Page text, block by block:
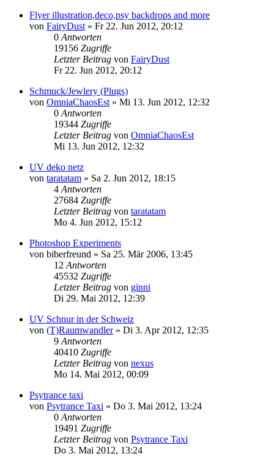
Flyer illustration,deco,psy backdrops and more
von FairyDust » Fr 22. Jun 2012, 20:12
0 Antworten
19156 Zugriffe
Letzter Beitrag von FairyDust
Fr 22. Jun 2012, 20:12
Schmuck/Jewlery (Plugs)
von OmniaChaosEst » Mi 13. Jun 2012, 12:32
0 Antworten
19344 Zugriffe
Letzter Beitrag von OmniaChaosEst
Mi 13. Jun 2012, 12:32
UV deko netz
von taratatam » Sa 2. Jun 2012, 18:15
4 Antworten
27684 Zugriffe
Letzter Beitrag von taratatam
Mo 4. Jun 2012, 15:12
Photoshop Experiments
von biberfreund » Sa 25. Mär 2006, 13:45
12 Antworten
45532 Zugriffe
Letzter Beitrag von ginni
Di 29. Mai 2012, 12:39
UV Schnur in der Schweiz
von (T)Raumwandler» Di 3. Apr 2012, 12:35
9 Antworten
40410 Zugriffe
Letzter Beitrag von nexus
Mo 14. Mai 2012, 00:09
Psytrance taxi
von Psytrance Taxi » Do 3. Mai 2012, 13:24
0 Antworten
19491 Zugriffe
Letzter Beitrag von Psytrance Taxi
Do 3. Mai 2012, 13:24